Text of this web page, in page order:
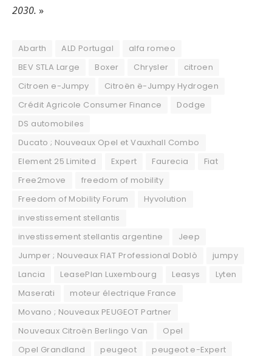
2030. »
Abarth ALD Portugal
alfa romeo
BEV STLA Large
Boxer Chrysler
citroen
Citroen e-Jumpy
Citroën ë-Jumpy Hydrogen
Crédit Agricole Consumer Finance
Dodge
DS automobiles
Ducato ; Nouveaux Opel et Vauxhall Combo
Element 25 Limited
Expert Faurecia
Fiat
Free2move
freedom of mobility
Freedom of Mobility Forum
Hyvolution
investissement stellantis
investissement stellantis argentine
Jeep
Jumper ; Nouveaux FIAT Professional Doblò
jumpy
Lancia
LeasePlan Luxembourg Leasys
Lyten
Maserati
moteur électrique France
Movano ; Nouveaux PEUGEOT Partner
Nouveaux Citroën Berlingo Van
Opel
Opel Grandland
peugeot
peugeot e-Expert